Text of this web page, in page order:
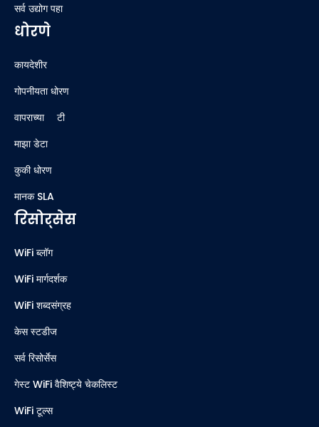
सर्व उद्योग पहा
धोरणे
कायदेशीर
गोपनीयता धोरण
वापराच्या अटी
माझा डेटा
कुकी धोरण
मानक SLA
रिसोर्सेस
WiFi ब्लॉग
WiFi मार्गदर्शक
WiFi शब्दसंग्रह
केस स्टडीज
सर्व रिसोर्सेस
गेस्ट WiFi वैशिष्ट्ये चेकलिस्ट
WiFi टूल्स